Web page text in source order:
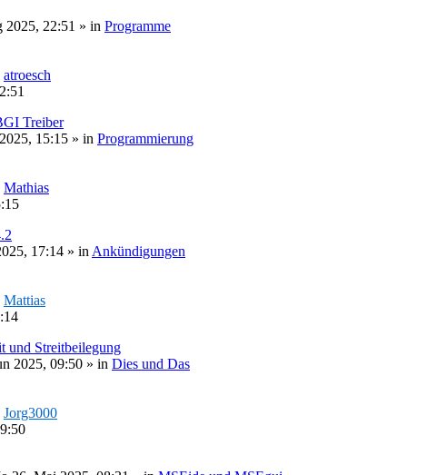
2025, 22:51 » in Programme
atroesch
Treiber
15:15 » in Programmierung
Mathias
17:14 » in Ankündigungen
Mattias
und Streitbeilegung
2025, 09:50 » in Dies und Das
Jorg3000